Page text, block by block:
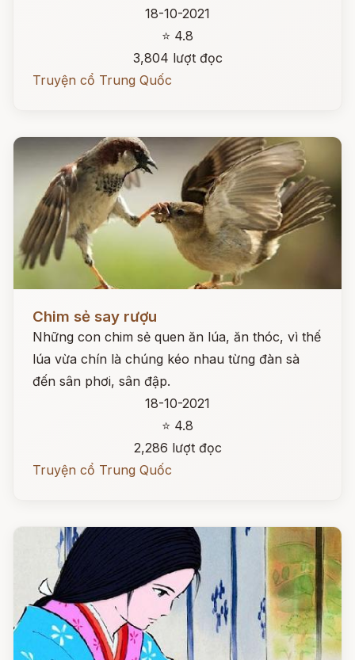
18-10-2021
⭐ 4.8
3,804 lượt đọc
Truyện cổ Trung Quốc
Chim sẻ say rượu
Những con chim sẻ quen ăn lúa, ăn thóc, vì thế
lúa vừa chín là chúng kéo nhau từng đàn sà
đến sân phơi, sân đập.
18-10-2021
⭐ 4.8
2,286 lượt đọc
Truyện cổ Trung Quốc